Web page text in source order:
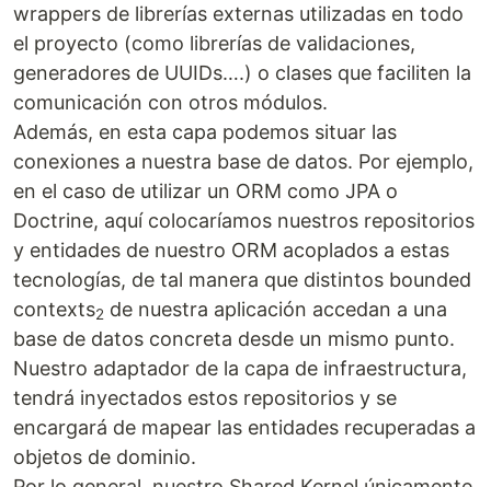
wrappers de librerías externas utilizadas en todo
el proyecto (como librerías de validaciones,
generadores de UUIDs….) o clases que faciliten la
comunicación con otros módulos.
Además, en esta capa podemos situar las
conexiones a nuestra base de datos. Por ejemplo,
en el caso de utilizar un ORM como JPA o
Doctrine, aquí colocaríamos nuestros repositorios
y entidades de nuestro ORM acoplados a estas
tecnologías, de tal manera que distintos bounded
contexts2 de nuestra aplicación accedan a una
base de datos concreta desde un mismo punto.
Nuestro adaptador de la capa de infraestructura,
tendrá inyectados estos repositorios y se
encargará de mapear las entidades recuperadas a
objetos de dominio.